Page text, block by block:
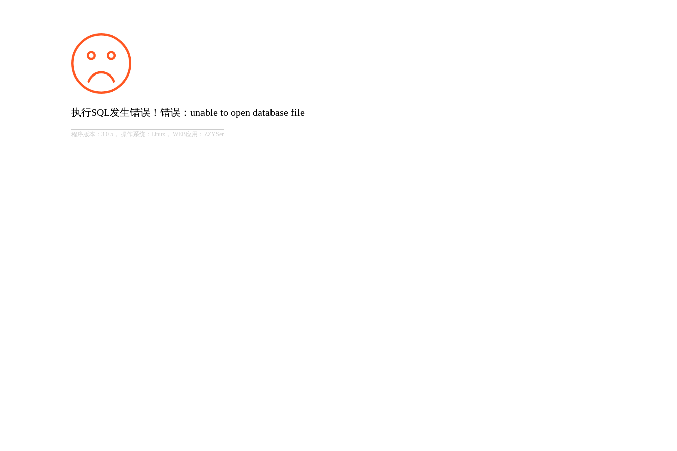
执行SQL发生错误！错误：unable to open database file
程序版本：3.0.5， 操作系统：Linux， WEB应用：ZZYSer